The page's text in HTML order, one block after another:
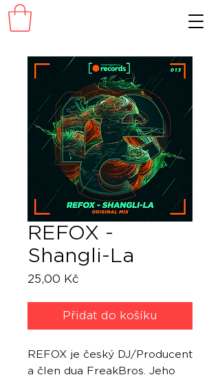
REFOX -
Shangli-La
25,00 Kč
Přidat do košíku
REFOX je český DJ/Producent
a člen dua FreakBros. Jeho